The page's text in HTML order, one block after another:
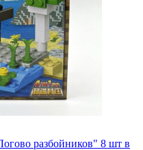
разбойников" 8 шт в